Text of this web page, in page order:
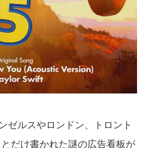
ゼルスやロンドン、トロント
だけ書かれた謎の広告看板が